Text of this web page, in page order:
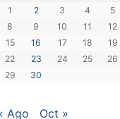
1
2 3 4 5
8
9 10 11 12
15
16 17 18 19
22
23 24 25 26
29
30
Ago Oct »